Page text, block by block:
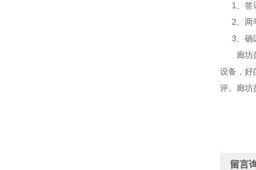
1、签
2、两
3、确
廊坊益
设备，好
评。廊坊
留言